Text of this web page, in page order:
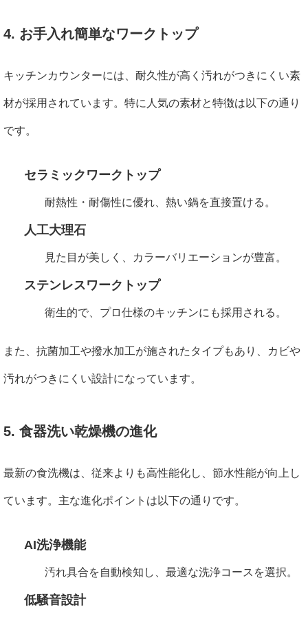
4. お手入れ簡単なワークトップ
キッチンカウンターには、耐久性が高く汚れがつきにくい素
材が採用されています。特に人気の素材と特徴は以下の通り
です。
セラミックワークトップ
耐熱性・耐傷性に優れ、熱い鍋を直接置ける。
人工大理石
見た目が美しく、カラーバリエーションが豊富。
ステンレスワークトップ
衛生的で、プロ仕様のキッチンにも採用される。
また、抗菌加工や撥水加工が施されたタイプもあり、カビや
汚れがつきにくい設計になっています。
5. 食器洗い乾燥機の進化
最新の食洗機は、従来よりも高性能化し、節水性能が向上し
ています。主な進化ポイントは以下の通りです。
AI洗浄機能
汚れ具合を自動検知し、最適な洗浄コースを選択。
低騒音設計